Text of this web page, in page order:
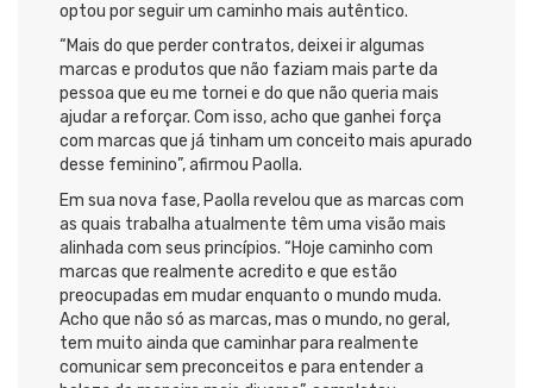
optou por seguir um caminho mais autêntico.
“Mais do que perder contratos, deixei ir algumas
marcas e produtos que não faziam mais parte da
pessoa que eu me tornei e do que não queria mais
ajudar a reforçar. Com isso, acho que ganhei força
com marcas que já tinham um conceito mais apurado
desse feminino”, afirmou Paolla.
Em sua nova fase, Paolla revelou que as marcas com
as quais trabalha atualmente têm uma visão mais
alinhada com seus princípios. “Hoje caminho com
marcas que realmente acredito e que estão
preocupadas em mudar enquanto o mundo muda.
Acho que não só as marcas, mas o mundo, no geral,
tem muito ainda que caminhar para realmente
comunicar sem preconceitos e para entender a